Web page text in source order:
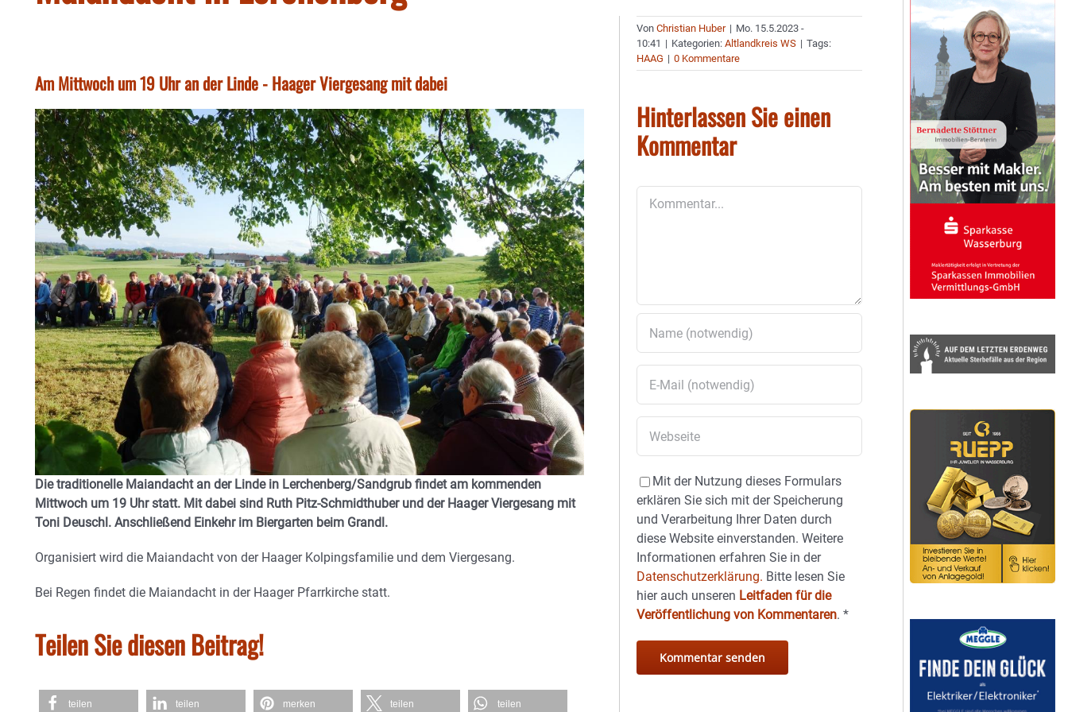
Am Mittwoch um 19 Uhr an der Linde - Haager Viergesang mit dabei
Die traditionelle Maiandacht an der Linde in Lerchenberg/Sandgrub findet am kommenden
Mittwoch um 19 Uhr statt. Mit dabei sind Ruth Pitz-Schmidthuber und der Haager Viergesang mit
Toni Deuschl. Anschließend Einkehr im Biergarten beim Grandl.
Organisiert wird die Maiandacht von der Haager Kolpingsfamilie und dem Viergesang.
Bei Regen findet die Maiandacht in der Haager Pfarrkirche statt.
Teilen Sie diesen Beitrag!
teilen teilen merken teilen teilen
VonChristian Huber | Mo. 15.5.2023 -
10:41 | Kategorien:Altlandkreis WS | Tags:
HAAG | 0 Kommentare
Hinterlassen Sie einen
Kommentar
Mit der Nutzung dieses Formulars
erklären Sie sich mit der Speicherung
und Verarbeitung Ihrer Daten durch
diese Website einverstanden. Weitere
Informationen erfahren Sie in der
Datenschutzerklärung. Bitte lesen Sie
hier auch unseren Leitfaden für die
Veröffentlichung von Kommentaren.*